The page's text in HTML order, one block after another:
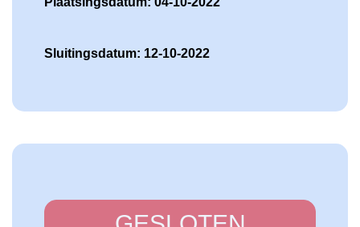
Sluitingsdatum: 12-10-2022